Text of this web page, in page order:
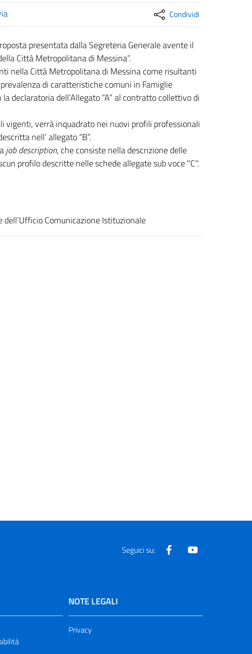
Condividi
presentata dalla Segreteria Generale avente il
Città Metropolitana di Messina”.
nella Città Metropolitana di Messina come risultanti
di caratteristiche comuni in Famiglie
declaratoria dell’Allegato “A” al contratto collettivo di
verrà inquadrato nei nuovi profili professionali
nell’ allegato “B”.
job description, che consiste nella descrizione delle
profilo descritte nelle schede allegate sub voce "C".
Comunicazione Istituzionale
Seguici su: Facebook
NOTE LEGALI
Privacy